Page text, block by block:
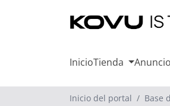
InicioTienda
Inicio del portal Base